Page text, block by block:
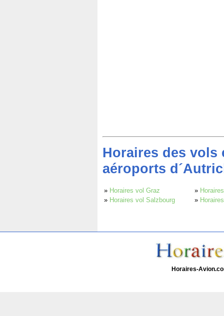
Horaires des vols
aéroports
» Horaires vol Graz »
» Horaires vol Salzbourg »
Horaires-